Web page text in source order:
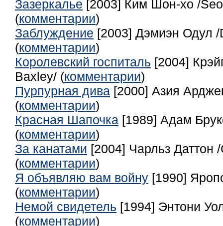
Зазеркалье [2003] Ким Шон-хо /
(комментарии)
Заблуждение [2003] Дэмиэн Одул /
(комментарии)
Королевский госпиталь [2004]
Baxley/ (комментарии)
Пурпурная дива [2000] Азия
(комментарии)
Красная Шапочка [1989] Адам
(комментарии)
За канатами [2004] Чарльз Даттон
(комментарии)
Я объявляю вам войну [1990]
(комментарии)
Немой свидетель [1994] Энтони
(комментарии)